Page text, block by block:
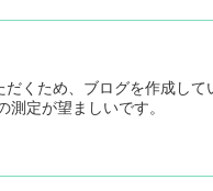
くため、ブログを作成して
定が望ましいです。